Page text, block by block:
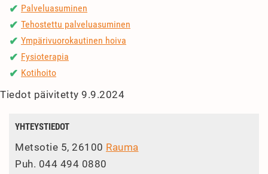
✔ Palveluasuminen
✔ Tehostettu palveluasuminen
✔ Ympärivuorokautinen hoiva
✔ Fysioterapia
✔ Kotihoito
Tiedot päivitetty 9.9.2024
YHTEYSTIEDOT
Metsotie 5, 26100 Rauma
Puh. 044 494 0880